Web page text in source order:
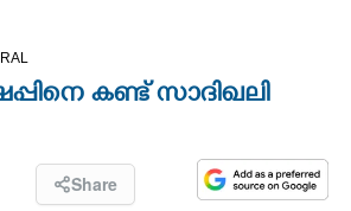
കണ്ട് സാദിഖലി
Share